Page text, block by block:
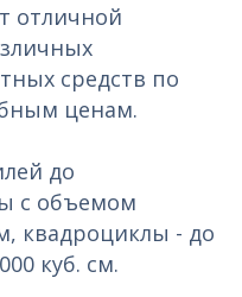
отличной
средств по
ценам.
до
с объемом
квадроциклы - до
куб. см.